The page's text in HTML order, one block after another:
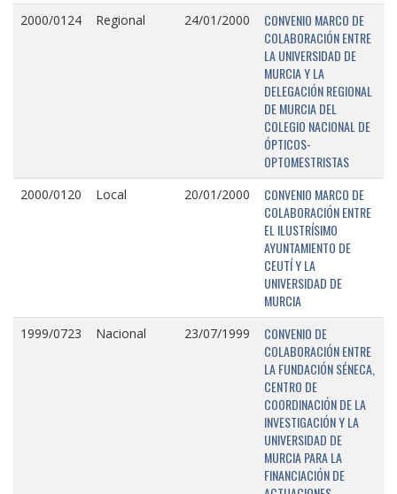
2000/0124 Regional 24/01/2000
CONVENIO MARCO DE
COLABORACIÓN ENTRE
LA UNIVERSIDAD DE
MURCIA Y LA
DELEGACIÓN REGIONAL
DE MURCIA DEL
COLEGIO NACIONAL DE
ÓPTICOS-
OPTOMESTRISTAS
2000/0120 Local 20/01/2000
CONVENIO MARCO DE
COLABORACIÓN ENTRE
EL ILUSTRÍSIMO
AYUNTAMIENTO DE
CEUTÍ Y LA
UNIVERSIDAD DE
MURCIA
1999/0723 Nacional 23/07/1999
CONVENIO DE
COLABORACIÓN ENTRE
LA FUNDACIÓN SÉNECA,
CENTRO DE
COORDINACIÓN DE LA
INVESTIGACIÓN Y LA
UNIVERSIDAD DE
MURCIA PARA LA
FINANCIACIÓN DE